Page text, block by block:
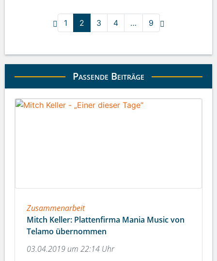
1 2 3 4 … 9
Passende Beiträge
Zusammenarbeit
Mitch Keller: Plattenfirma Mania Music von
Telamo übernommen
03.04.2019 um 22:14 Uhr